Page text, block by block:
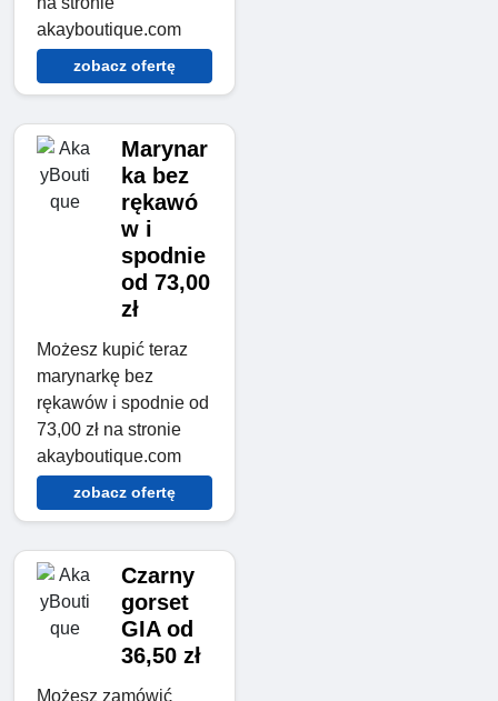
akayboutique.com
zobacz ofertę
Marynar
ka bez
rękawó
w i
spodnie
od 73,00
zł
Możesz kupić teraz
marynarkę bez
rękawów i spodnie od
73,00 zł na stronie
akayboutique.com
zobacz ofertę
Czarny
gorset
GIA od
36,50 zł
Możesz zamówić